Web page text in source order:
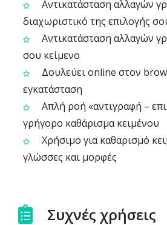
Αντικατάσταση αλλαγών
διαχωριστικό της επιλογής
Αντικατάσταση αλλαγών
σου κείμενο
Δουλεύει online στον
εγκατάσταση
Απλή ροή «αντιγραφή –
γρήγορο καθάρισμα κειμένου
Χρήσιμο για καθαρισμό
γλώσσες και μορφές
Συχνές χρήσεις